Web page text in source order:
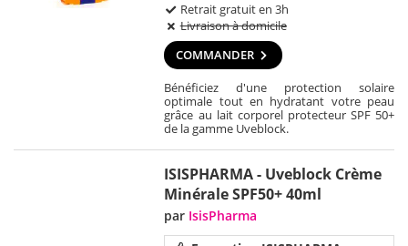
Retrait gratuit en 3h
Livraison à domicile
COMMANDER
Bénéficiez d'une protection solaire
optimale tout en hydratant votre peau
grâce au lait corporel protecteur SPF 50+
de la gamme Uveblock.
ISISPHARMA - Uveblock Crème
Minérale SPF50+ 40ml
par IsisPharma